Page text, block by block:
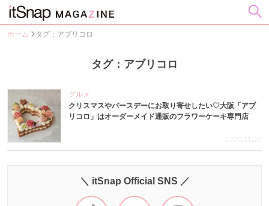
ホーム タグ：アブリコロ
タグ：アブリコロ
グルメ
クリスマスやバースデーにお取り寄せしたい♡大阪「アブ
リコロ」はオーダーメイド通販のフラワーケーキ専門店
2020.11.28
＼ itSnap Official SNS ／